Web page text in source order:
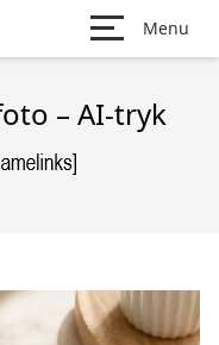
Menu
– AI-tryk